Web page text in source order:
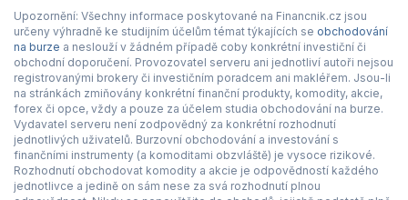
Upozornění: Všechny informace poskytované na Financnik.cz jsou
určeny výhradně ke studijním účelům témat týkajících se obchodování
na burze a neslouží v žádném případě coby konkrétní investiční či
obchodní doporučení. Provozovatel serveru ani jednotliví autoři nejsou
registrovanými brokery či investičním poradcem ani makléřem. Jsou-li
na stránkách zmiňovány konkrétní finanční produkty, komodity, akcie,
forex či opce, vždy a pouze za účelem studia obchodování na burze.
Vydavatel serveru není zodpovědný za konkrétní rozhodnutí
jednotlivých uživatelů. Burzovní obchodování a investování s
finančními instrumenty (a komoditami obzvláště) je vysoce rizikové.
Rozhodnutí obchodovat komodity a akcie je odpovědností každého
jednotlivce a jedině on sám nese za svá rozhodnutí plnou